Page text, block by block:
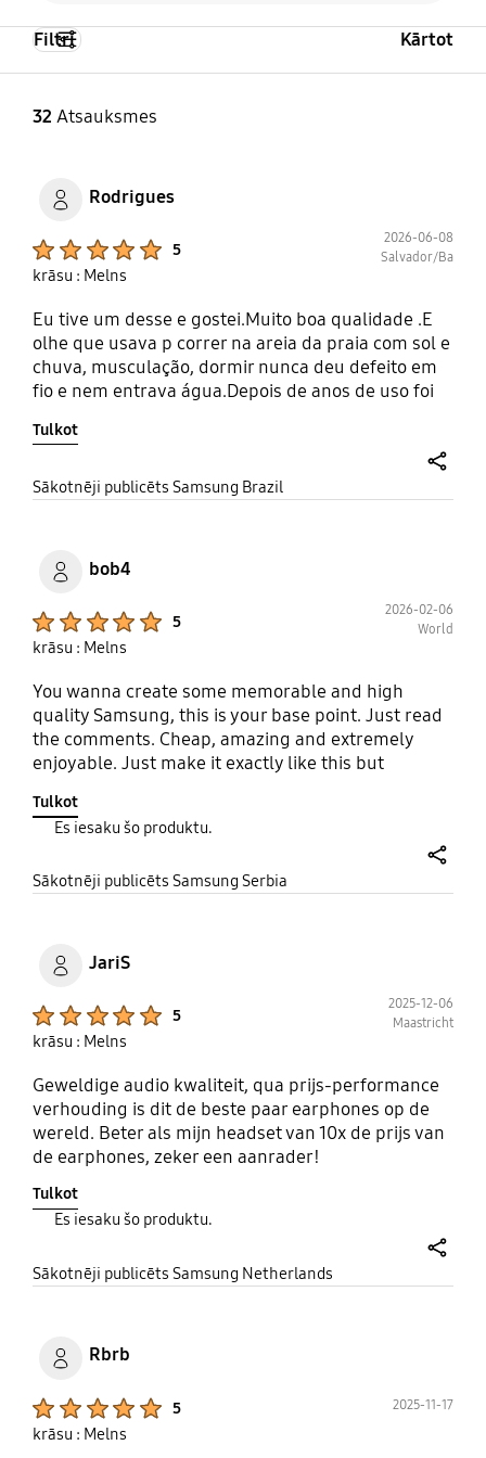
32 Atsauksmes
Filtri Kārtot
Rodrigues
5
2026-06-08
Salvador/Ba
krāsu : Melns
Eu tive um desse e gostei.Muito boa qualidade .E
olhe que usava p correr na areia da praia com sol e
chuva, musculação, dormir nunca deu defeito em
fio e nem entrava água.Depois de anos de uso foi
Samsung utiliza nele e muito bom ,não e aquele de
procurando e não achava aqui na minha cidade
Tulkot
Sākotnēji publicēts Samsung Brazil
bob4
5
2026-02-06
World
krāsu : Melns
You wanna create some memorable and high
quality Samsung, this is your base point. Just read
the comments. Cheap, amazing and extremely
enjoyable. Just make it exactly like this but
in future tech.
Tulkot
Es iesaku šo produktu.
Sākotnēji publicēts Samsung Serbia
JariS
5
2025-12-06
Maastricht
krāsu : Melns
Geweldige audio kwaliteit, qua prijs-performance
verhouding is dit de beste paar earphones op de
wereld. Beter als mijn headset van 10x de prijs van
de earphones, zeker een aanrader!
Tulkot
Es iesaku šo produktu.
Sākotnēji publicēts Samsung Netherlands
Rbrb
5 2025-11-17
krāsu : Melns